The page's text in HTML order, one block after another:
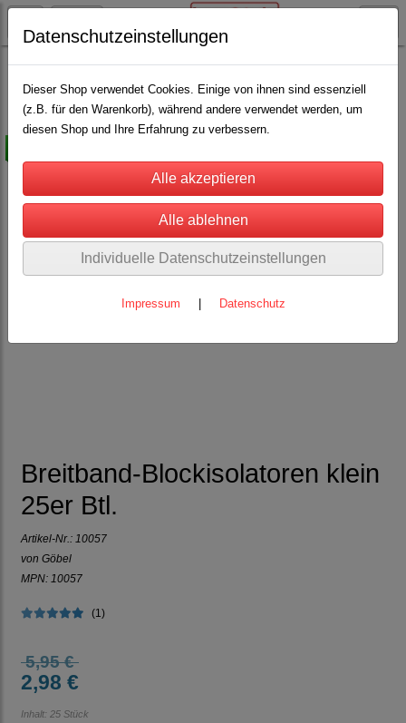
Weidezaun Isolatoren Breitband-Isolatoren
Breitband-Blockisolatoren klein
25er Btl.
Artikel-Nr.: 10057
von Göbel
MPN: 10057
(1)
5,95 €
2,98 €
Inhalt: 25 Stück
Datenschutzeinstellungen
Dieser Shop verwendet Cookies. Einige von ihnen sind essenziell
(z.B. für den Warenkorb), während andere verwendet werden, um
diesen Shop und Ihre Erfahrung zu verbessern.
Individuelle Datenschutzeinstellungen
Impressum Datenschutz